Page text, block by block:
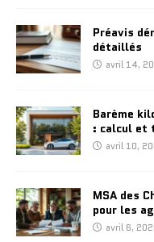
Préavis
détaillés
avril 14,
Barème
: calcul et
avril 10,
MSA des
pour les
avril 6,